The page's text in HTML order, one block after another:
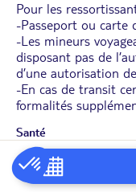
Pour les
-Passeport ou carte
-Les mineurs
disposant pas de
d’une autorisation
-En cas de transit
formalités
Santé
Pour plus
administratives et
consulter le site du